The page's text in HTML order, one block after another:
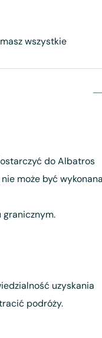
wszystkie
do Albatros
może być wykonana
granicznym.
uzyskania
podróży.